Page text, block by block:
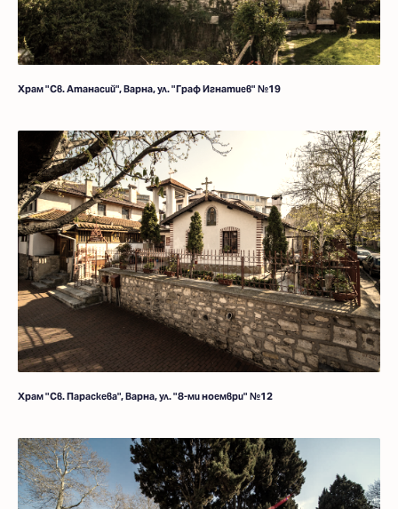
Храм "Св. Атанасий", Варна, ул. "Граф Игнатиев" №19
Храм "Св. Параскева", Варна, ул. "8-ми ноември" №12